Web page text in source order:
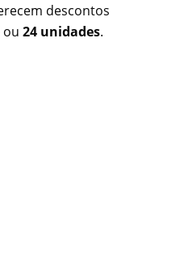
descontos
ou 24 unidades.